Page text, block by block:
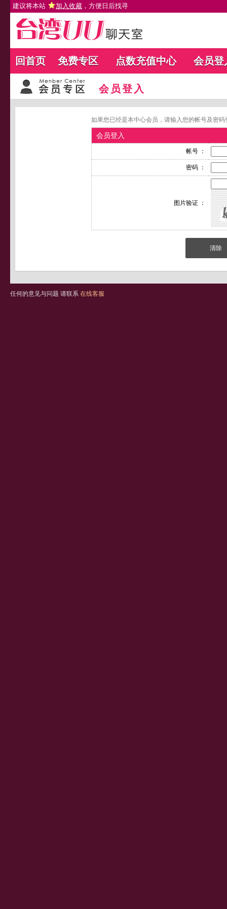
建议将本站 加入收藏 ，方便日后找寻
回首页 免费专区 点数充值中心 会员登
会员登入
如果您已经是本中心会员，请输入您的帐号及密
会员登入
帐号 ：
密码 ：
图片验证 ：
任何的意见与问题 请联系 在线客服